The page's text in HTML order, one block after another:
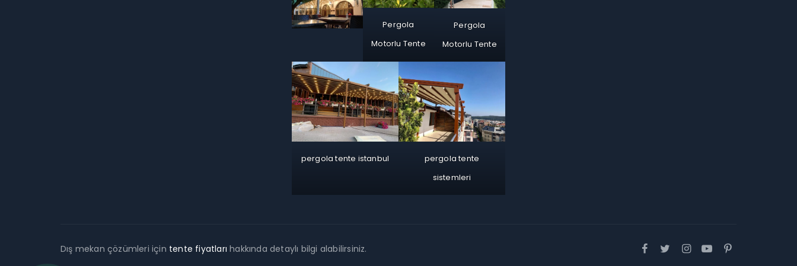
Pergola
Motorlu Tente
Pergola
Motorlu Tente
pergola tente istanbul
pergola tente
sistemleri
Dış mekan çözümleri için tente fiyatlarıhakkında detaylı bilgi alabilirsiniz.